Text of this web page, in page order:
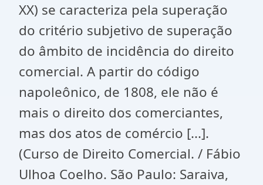
XX) se caracteriza pela superação
do critério subjetivo de superação
do âmbito de incidência do direito
comercial. A partir do código
napoleônico, de 1808, ele não é
mais o direito dos comerciantes,
mas dos atos de comércio [...].
(Curso de Direito Comercial. / Fábio
Ulhoa Coelho. São Paulo: Saraiva,